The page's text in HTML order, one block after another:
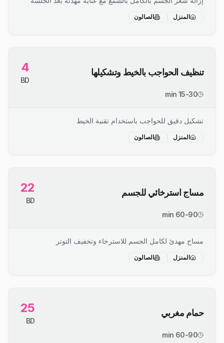
المنزل الصالون
تنظيف الحواجب بالخيط وتشكيلها 4
BD
15-30 min
تشكيل دقيق للحواجب باستخدام تقنية الخيط
المنزل الصالون
مساج استرخائي للجسم 22
BD
60-90 min
مساج مهدئ لكامل الجسم للاسترخاء وتخفيف التوتر
المنزل الصالون
حمام مغربي 25
BD
60-90 min